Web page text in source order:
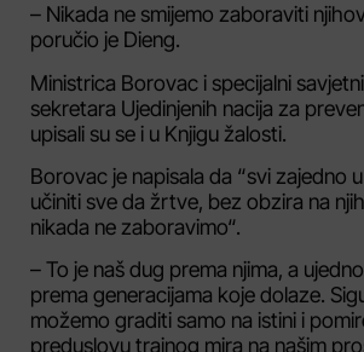
– Nikada ne smijemo zaboraviti
poručio je Dieng.
Ministrica Borovac i specijalni
sekretara Ujedinjenih nacija za
upisali su se i u Knjigu žalosti.
Borovac je napisala da “svi zajedno
učiniti sve da žrtve, bez obzira na
nikada ne zaboravimo“.
– To je naš dug prema njima, a
prema generacijama koje dolaze.
možemo graditi samo na istini i
preduslovu trajnog mira na našim